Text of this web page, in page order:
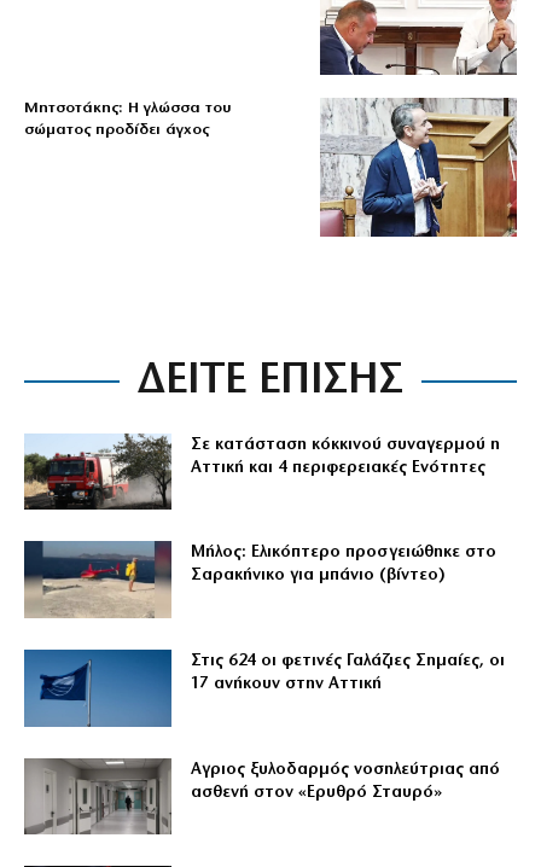
Μητσοτάκης: Η γλώσσα του
σώματος προδίδει άγχος
ΔΕΙΤΕ ΕΠΙΣΗΣ
Σε κατάσταση κόκκινού συναγερμού η
Αττική και 4 περιφερειακές Ενότητες
Μήλος: Ελικόπτερο προσγειώθηκε στο
Σαρακήνικο για μπάνιο (βίντεο)
Στις 624 οι φετινές Γαλάζιες Σημαίες, οι
17 ανήκουν στην Αττική
Αγριος ξυλοδαρμός νοσηλεύτριας από
ασθενή στον «Ερυθρό Σταυρό»